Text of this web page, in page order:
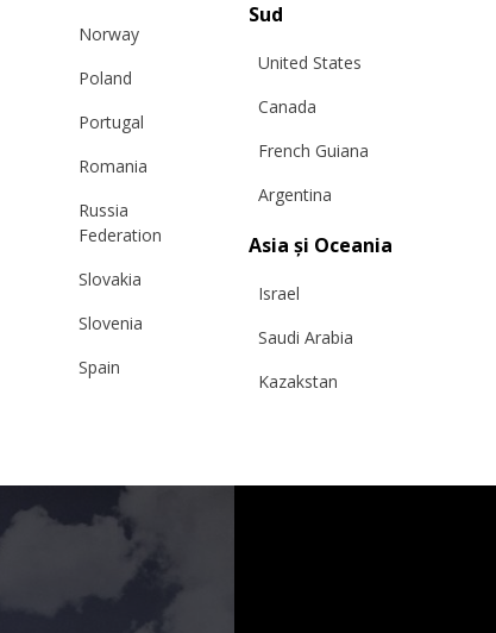
Norway
Poland
Portugal
Romania
Russia
Federation
Slovakia
Slovenia
Spain
Ukraine
United Kingdom
Sud
United States
Canada
French Guiana
Argentina
Asia și Oceania
Israel
Saudi Arabia
Kazakstan